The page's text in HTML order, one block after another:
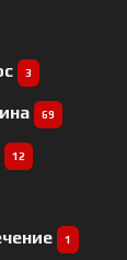
3
69
12
1